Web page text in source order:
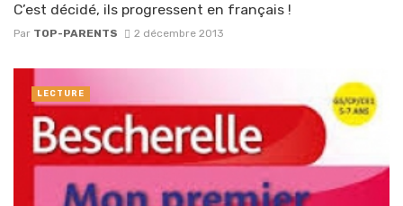
C’est décidé, ils progressent en français !
Par TOP-PARENTS 2 décembre 2013
LECTURE